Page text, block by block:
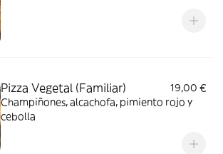
Pizza Vegetal (Familiar)
19,00 €
Champiñones, alcachofa, pimiento rojo y
cebolla